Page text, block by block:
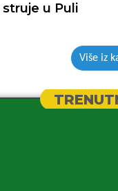
u Puli
Više iz